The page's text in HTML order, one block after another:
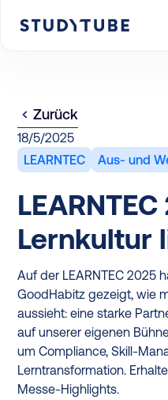
18/5/2025
LEARNTEC
Aus- und
Lernkultur
Auf der LEARNTEC 2025
GoodHabitz gezeigt, wie
aussieht: eine starke
auf unserer eigenen
um Compliance, Skill-
Lerntransformation.
Messe-Highlights.
Zurück